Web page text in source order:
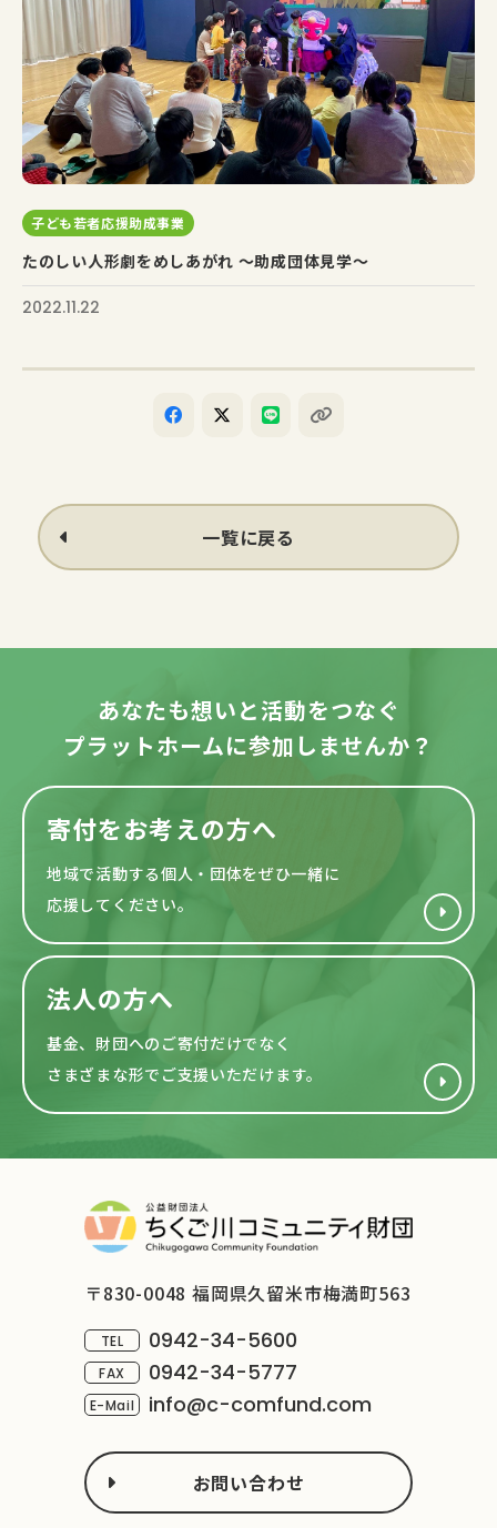
子ども若者応援助成事業
たのしい人形劇をめしあがれ 〜助成団体見学〜
2022.11.22
一覧に戻る
あなたも想いと活動をつなぐ
プラットホームに参加しませんか？
寄付をお考えの方へ
地域で活動する個人・団体をぜひ一緒に
応援してください。
法人の方へ
基金、財団へのご寄付だけでなく
さまざまな形で ご支援いただけます。
〒830-0048 福岡県久留米市梅満町563
TEL 0942-34-5600
FAX 0942-34-5777
E-Mail info@c-comfund.com
お問い合わせ